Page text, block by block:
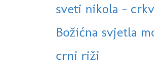
sveti nikola -
Božićna svjetla
crni riži